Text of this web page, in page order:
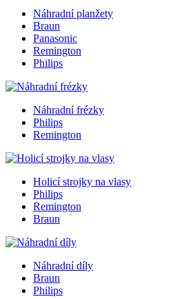
Náhradní planžety
Braun
Panasonic
Remington
Philips
Náhradní frézky
Philips
Remington
Holicí strojky na vlasy
Philips
Remington
Braun
Náhradní díly
Braun
Philips